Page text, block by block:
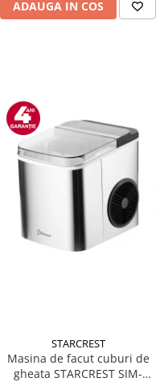
ADAUGA IN COS
STARCREST
Masina de facut cuburi de
gheata STARCREST SIM-